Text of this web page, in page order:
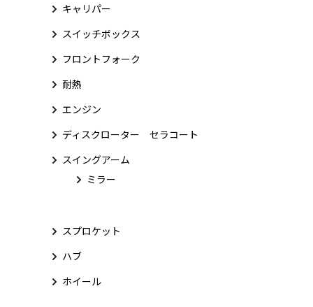
キャリパー
スイッチボックス
フロントフォーク
耐熱
エンジン
ディスクローター セラコート
スイングアーム
ミラー
スプロケット
ハブ
ホイール